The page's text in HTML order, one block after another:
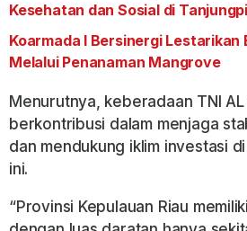
Kesehatan dan Sosial di
Koarmada I Bersinergi Lestarikan
Melalui Penanaman Mangrove
Menurutnya, keberadaan TNI
berkontribusi dalam menjaga
dan mendukung iklim investasi
ini.
“Provinsi Kepulauan Riau